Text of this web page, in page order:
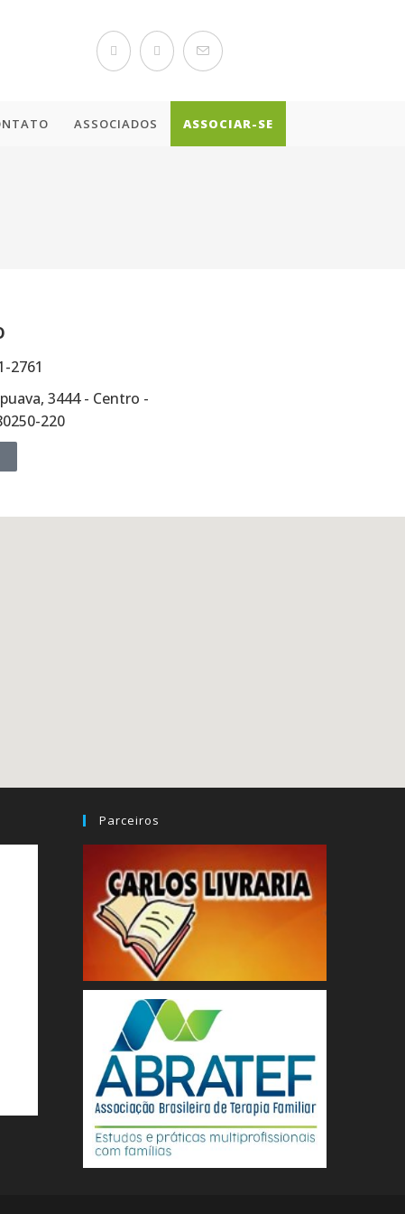
ASSOCIADOS ASSOCIAR-SE
2761
3444 - Centro -
220
Parceiros